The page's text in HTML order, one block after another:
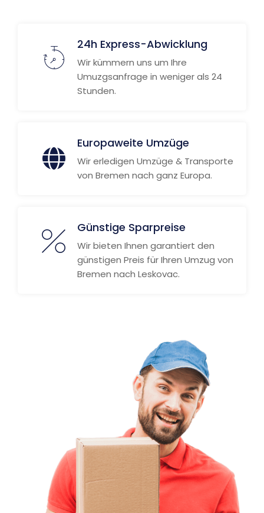
24h Express-Abwicklung
Wir kümmern uns um Ihre
Umuzgsanfrage in weniger als 24
Stunden.
Europaweite Umzüge
Wir erledigen Umzüge & Transporte
von Bremen nach ganz Europa.
Günstige Sparpreise
Wir bieten Ihnen garantiert den
günstigen Preis für Ihren Umzug von
Bremen nach Leskovac.